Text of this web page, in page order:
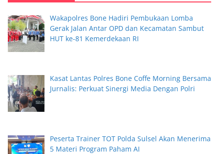
o
r
i
Wakapolres Bone Hadiri Pembukaan Lomba
Gerak Jalan Antar OPD dan Kecamatan Sambut
HUT ke-81 Kemerdekaan RI
Kasat Lantas Polres Bone Coffe Morning Bersama
Jurnalis: Perkuat Sinergi Media Dengan Polri
Peserta Trainer TOT Polda Sulsel Akan Menerima
5 Materi Program Paham AI